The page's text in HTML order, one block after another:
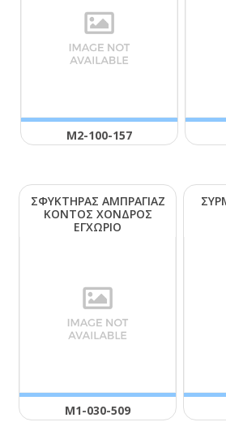
Μ2-100-157
ΣΦΥΚΤΗΡΑΣ ΑΜΠΡΑΓΙΑΖ
ΚΟΝΤΟΣ ΧΟΝΔΡΟΣ
ΕΓΧΩΡΙΟ
Μ1-030-509